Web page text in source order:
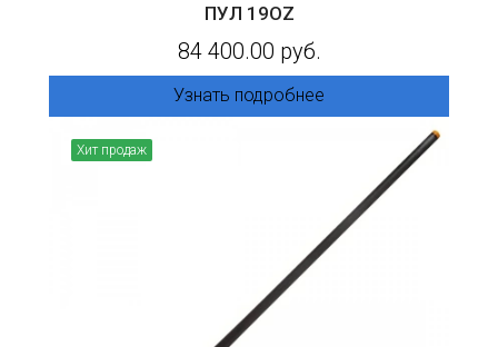
ПУЛ 19OZ
84 400.00 руб.
Узнать подробнее
Хит продаж